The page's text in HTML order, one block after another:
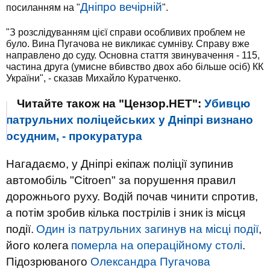
посиланням на "Дніпро вечірній".
"З розслідуванням цієї справи особливих проблем не
було. Вина Пугачова не викликає сумніву. Справу вже
направлено до суду. Основна стаття звинувачення - 115,
частина друга (умисне вбивство двох або більше осіб) КК
України", - сказав Михайло Куратченко.
Читайте також на "Цензор.НЕТ": Убивцю
патрульних поліцейських у Дніпрі визнано
осудним, - прокуратура
Нагадаємо, у Дніпрі екіпаж поліції зупинив
автомобіль "Citroen" за порушення правил
дорожнього руху. Водій почав чинити спротив,
а потім зробив кілька пострілів і зник із місця
події. Один із патрульних загинув на місці події,
його колега померла на операційному столі.
Підозрюваного Олександра Пугачова